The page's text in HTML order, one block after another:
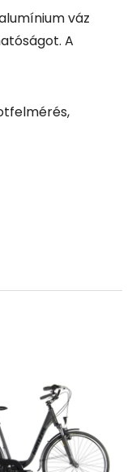
váz
A